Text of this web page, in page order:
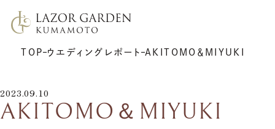
TOP ウエディングレポート AKITOMO＆MIYUKI
2023.09.10
AKITOMO＆MIYUKI